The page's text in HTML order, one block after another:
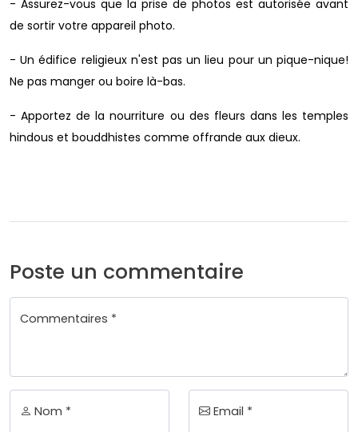
- Assurez-vous que la prise de photos est autorisée avant
de sortir votre appareil photo.
- Un édifice religieux n'est pas un lieu pour un pique-nique!
Ne pas manger ou boire là-bas.
- Apportez de la nourriture ou des fleurs dans les temples
hindous et bouddhistes comme offrande aux dieux.
Poste un commentaire
Commentaires *
Nom * Email *